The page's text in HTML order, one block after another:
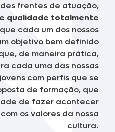
frentes de atuação,
qualidade totalmente
cada um dos nossos
objetivo bem definido
de maneira prática,
cada uma das nossas
com perfis que se
de formação, que
de fazer acontecer
os valores da nossa
cultura.